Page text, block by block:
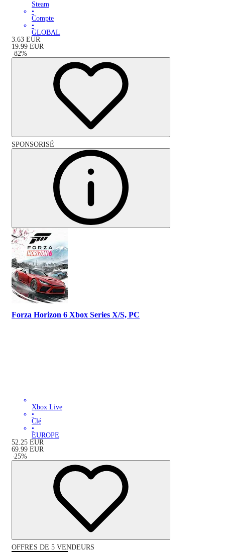
Steam
•
Compte
•
GLOBAL
3.63 EUR
19.99 EUR
-82%
SPONSORISÉ
Forza Horizon 6 Xbox Series X/S, PC
Xbox Live
•
Clé
•
EUROPE
52.25 EUR
69.99 EUR
-25%
OFFRES DE 5 VENDEURS